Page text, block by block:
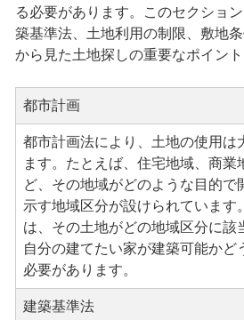
る必要があります。このセクショ
築基準法、土地利用の制限、敷地
から見た土地探しの重要なポイント
都市計画
都市計画法により、土地の使用は
ます。たとえば、住宅地域、商業
ど、その地域がどのような目的で
示す地域区分が設けられています
は、その土地がどの地域区分に該
自分の建てたい家が建築可能かど
必要があります。
建築基準法